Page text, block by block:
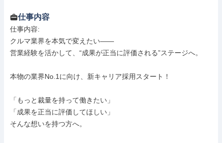
仕事内容
仕事内容:
クルマ業界を本気で変えたい――
営業経験を活かして、“成果が正当に評価される”ステージへ。
本物の業界No.1に向け、新キャリア採用スタート！
「もっと裁量を持って働きたい」
「成果を正当に評価してほしい」
そんな想いを持つ方へ。